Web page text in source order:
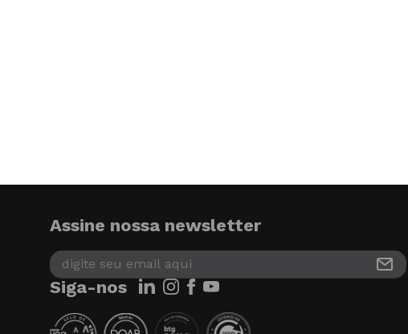
Assine nossa newsletter
Siga-nos